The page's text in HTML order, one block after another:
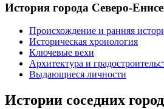
История города Северо-
Происхождение и ранняя
Историческая хронология
Ключевые вехи
Архитектура и
Выдающиеся личности
Истории соседних